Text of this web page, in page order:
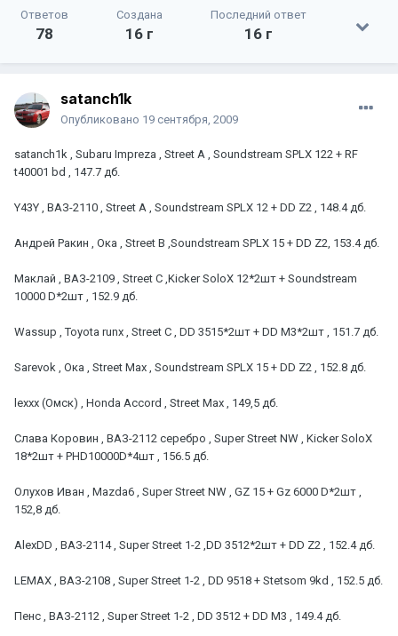
Ответов
78
Создана
16 г
Последний ответ
16 г
satanch1k
Опубликовано 19 сентября, 2009
satanch1k , Subaru Impreza , Street A , Soundstream SPLX 122 + RF
t40001 bd , 147.7 дб.
Y43Y , ВАЗ-2110 , Street A , Soundstream SPLX 12 + DD Z2 , 148.4 дб.
Андрей Ракин , Ока , Street B ,Soundstream SPLX 15 + DD Z2, 153.4 дб.
Маклай , ВАЗ-2109 , Street C ,Kicker SoloX 12*2шт + Soundstream
10000 D*2шт , 152.9 дб.
Wassup , Toyota runx , Street C , DD 3515*2шт + DD M3*2шт , 151.7 дб.
Sarevok , Ока , Street Max , Soundstream SPLX 15 + DD Z2 , 152.8 дб.
lexxx (Омск) , Honda Accord , Street Max , 149,5 дб.
Слава Коровин , ВАЗ-2112 серебро , Super Street NW , Kicker SoloX
18*2шт + PHD10000D*4шт , 156.5 дб.
Олухов Иван , Mazda6 , Super Street NW , GZ 15 + Gz 6000 D*2шт ,
152,8 дб.
AlexDD , ВАЗ-2114 , Super Street 1-2 ,DD 3512*2шт + DD Z2 , 152.4 дб.
LEMAX , ВАЗ-2108 , Super Street 1-2 , DD 9518 + Stetsom 9kd , 152.5 дб.
Пенс , ВАЗ-2112 , Super Street 1-2 , DD 3512 + DD M3 , 149.4 дб.